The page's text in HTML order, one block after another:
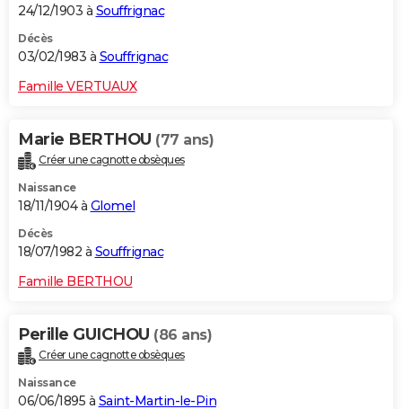
24/12/1903 à Souffrignac
Décès
03/02/1983 à Souffrignac
Famille VERTUAUX
Marie BERTHOU (77 ans)
Créer une cagnotte obsèques
Naissance
18/11/1904 à Glomel
Décès
18/07/1982 à Souffrignac
Famille BERTHOU
Perille GUICHOU (86 ans)
Créer une cagnotte obsèques
Naissance
06/06/1895 à Saint-Martin-le-Pin